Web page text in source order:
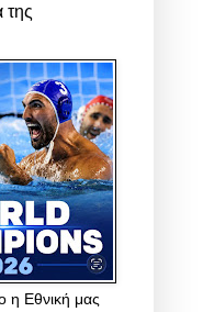
της
η Εθνική μας